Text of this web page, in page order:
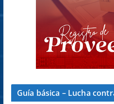
Guía básica – Lucha